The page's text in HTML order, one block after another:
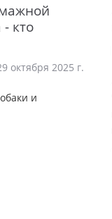
кто
октября 2025 г.
и